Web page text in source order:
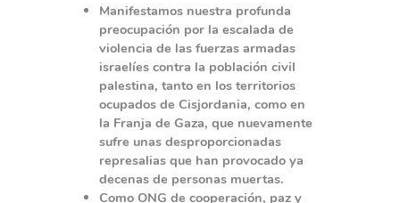
Manifestamos nuestra profunda
preocupación por la escalada de
violencia de las fuerzas armadas
israelíes contra la población civil
palestina, tanto en los territorios
ocupados de Cisjordania, como en
la Franja de Gaza, que nuevamente
sufre unas desproporcionadas
represalias que han provocado ya
decenas de personas muertas.
Como ONG de cooperación, paz y